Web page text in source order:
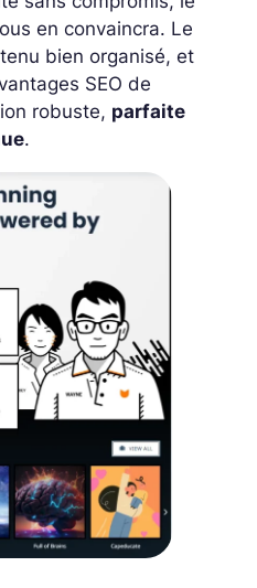
en convaincra. Le
bien organisé, et
SEO de
robuste, parfaite
.